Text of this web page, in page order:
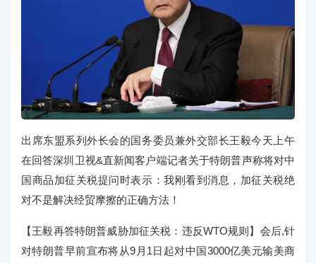
出席东盟系列外长会的国务委员兼外交部长王毅今天上午
在回答深圳卫视&直新闻客户端记者关于特朗普声称将对中
国商品加征关税提问时表示：我刚看到消息，加征关税绝
对不是解决经贸摩擦的正确方法！
【王毅再答特朗普威胁加征关税：违反WTO规则】会后,针
对特朗普早前宣布将从9月1日起对中国3000亿美元输美商